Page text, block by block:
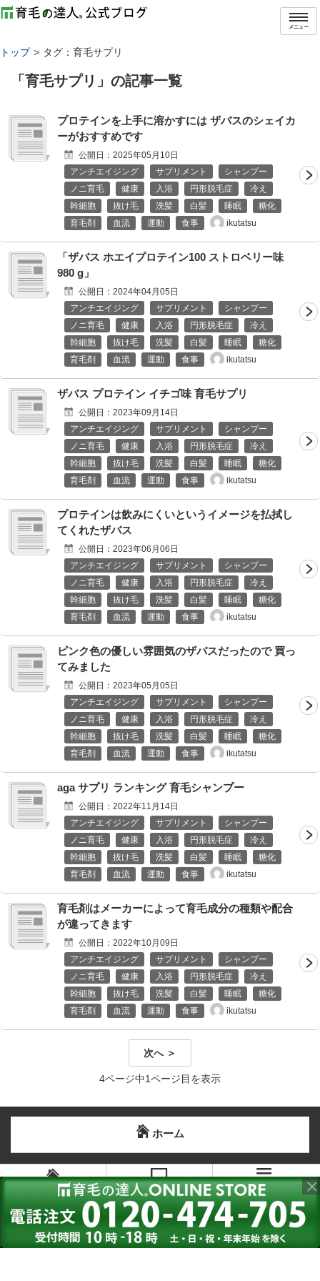
メニュー
トップ タグ：育毛サプリ
「 育毛サプリ 」の記事一覧
プロテインを上手に溶かすには ザバスのシェイカ
ーがおすすめです
公開日： 2025年05月10日
アンチエイジング
サプリメント
シャンプー
ノニ育毛
健康 入浴 円形脱毛症
冷え
幹細胞
抜け毛 洗髪 白髪 睡眠
糖化
育毛剤
血流 運動 食事 ikutatsu
「ザバス ホエイプロテイン100 ストロベリー味
980 g」
公開日： 2024年04月05日
アンチエイジング
サプリメント
シャンプー
ノニ育毛
健康 入浴 円形脱毛症
冷え
幹細胞
抜け毛 洗髪 白髪 睡眠
糖化
育毛剤
血流 運動 食事 ikutatsu
ザバス プロテイン イチゴ味 育毛サプリ
公開日： 2023年09月14日
アンチエイジング
サプリメント
シャンプー
ノニ育毛
健康 入浴 円形脱毛症
冷え
幹細胞
抜け毛 洗髪 白髪 睡眠
糖化
育毛剤
血流 運動 食事 ikutatsu
プロテインは飲みにくいというイメージを払拭し
てくれたザバス
公開日： 2023年06月06日
アンチエイジング
サプリメント
シャンプー
ノニ育毛
健康 入浴 円形脱毛症
冷え
幹細胞
抜け毛 洗髪 白髪 睡眠
糖化
育毛剤
血流 運動 食事 ikutatsu
ピンク色の優しい雰囲気のザバスだったので 買っ
てみました
公開日： 2023年05月05日
アンチエイジング
サプリメント
シャンプー
ノニ育毛
健康 入浴 円形脱毛症
冷え
幹細胞
抜け毛 洗髪 白髪 睡眠
糖化
育毛剤
血流 運動 食事 ikutatsu
aga サプリ ランキング 育毛シャンプー
公開日： 2022年11月14日
アンチエイジング
サプリメント
シャンプー
ノニ育毛
健康 入浴 円形脱毛症
冷え
幹細胞
抜け毛 洗髪 白髪 睡眠
糖化
育毛剤
血流 運動 食事 ikutatsu
育毛剤はメーカーによって育毛成分の種類や配合
が違ってきます
公開日： 2022年10月09日
アンチエイジング
サプリメント
シャンプー
ノニ育毛
健康 入浴 円形脱毛症
冷え
幹細胞
抜け毛 洗髪 白髪 睡眠
糖化
育毛剤
血流 運動 食事 ikutatsu
次へ ＞
4ページ中1ページ目を表示
ホーム
ホーム PC版を見る メニュー
Copyright© 2016-2026 育毛の達人公式ブログ all right reserved